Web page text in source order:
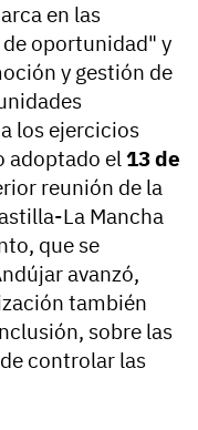
en las
oportunidad" y
y gestión de
los ejercicios
adoptado el 13 de
reunión de la
La Mancha
que se
avanzó,
también
sobre las
controlar las